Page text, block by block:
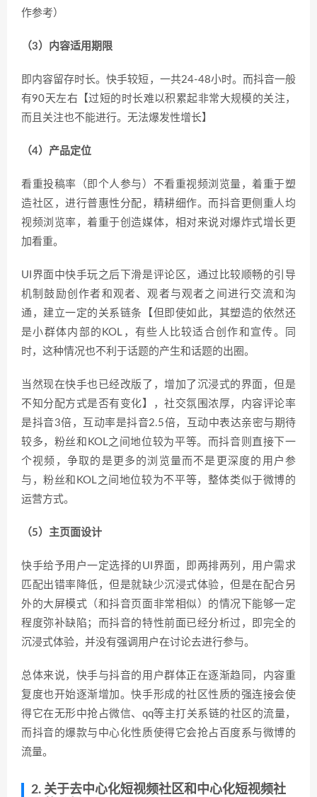
作参考）
（3）内容适用期限
即内容留存时长。快手较短，一共24-48小时。而抖音一般
有90天左右【过短的时长难以积累起非常大规模的关注，
而且关注也不能进行。无法爆发性增长】
（4）产品定位
看重投稿率（即个人参与）不看重视频浏览量，着重于塑
造社区，进行普惠性分配，精耕细作。而抖音更侧重人均
视频浏览率，着重于创造媒体，相对来说对爆炸式增长更
加看重。
UI界面中快手玩之后下滑是评论区，通过比较顺畅的引导
机制鼓励创作者和观者、观者与观者之间进行交流和沟
通，建立一定的关系链条【但即使如此，其塑造的依然还
是小群体内部的KOL，有些人比较适合创作和宣传。同
时，这种情况也不利于话题的产生和话题的出圈。
当然现在快手也已经改版了，增加了沉浸式的界面，但是
不知分配方式是否有变化】，社交氛围浓厚，内容评论率
是抖音3倍，互动率是抖音2.5倍，互动中表达亲密与期待
较多，粉丝和KOL之间地位较为平等。而抖音则直接下一
个视频，争取的是更多的浏览量而不是更深度的用户参
与，粉丝和KOL之间地位较为不平等，整体类似于微博的
运营方式。
（5）主页面设计
快手给予用户一定选择的UI界面，即两排两列，用户需求
匹配出错率降低，但是就缺少沉浸式体验，但是在配合另
外的大屏模式（和抖音页面非常相似）的情况下能够一定
程度弥补缺陷；而抖音的特性前面已经分析过，即完全的
沉浸式体验，并没有强调用户在讨论去进行参与。
总体来说，快手与抖音的用户群体正在逐渐趋同，内容重
复度也开始逐渐增加。快手形成的社区性质的强连接会使
得它在无形中抢占微信、qq等主打关系链的社区的流量，
而抖音的爆款与中心化性质使得它会抢占百度系与微博的
流量。
2. 关于去中心化短视频社区和中心化短视频社